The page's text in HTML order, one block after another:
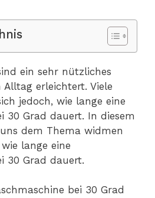
ein sehr nützliches
erleichtert. Viele
jedoch, wie lange eine
30 Grad dauert. In diesem
dem Thema widmen
lange eine
30 Grad dauert.
bei 30 Grad